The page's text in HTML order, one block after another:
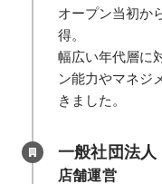
オープン当初か
得。
幅広い年代層に
ン能力やマネジ
一般社団法
店舗運営